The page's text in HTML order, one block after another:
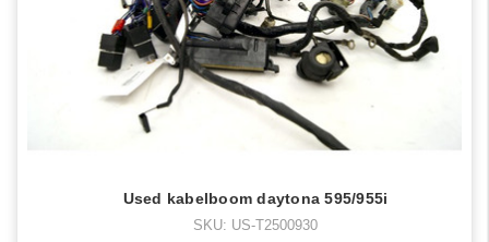
Used kabelboom daytona 595/955i
SKU: US-T2500930